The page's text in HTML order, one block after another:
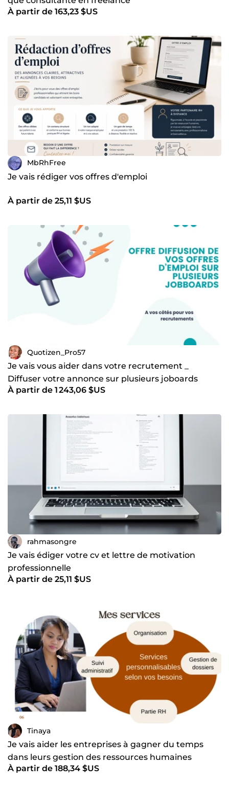
À partir de 163,23 $US
MbRhFree
Je vais rédiger vos offres d'emploi
À partir de 25,11 $US
Quotizen_Pro57
Je vais vous aider dans votre recrutement _
Diffuser votre annonce sur plusieurs joboards
À partir de 1 243,06 $US
rahmasongre
Je vais édiger votre cv et lettre de motivation
professionnelle
À partir de 25,11 $US
Tinaya
Je vais aider les entreprises à gagner du temps
dans leurs gestion des ressources humaines
À partir de 188,34 $US